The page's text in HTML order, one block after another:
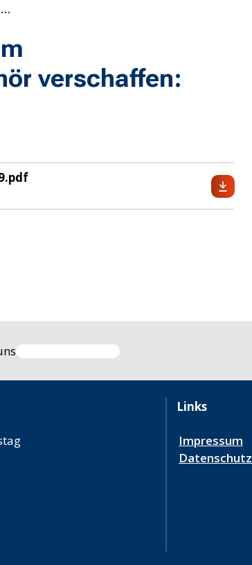
20/2009 Dem Dachdeckerhandwerk Gehör verschaffen: Wählen gehen!
verschaffen:
Links
Impressum
Datenschutz